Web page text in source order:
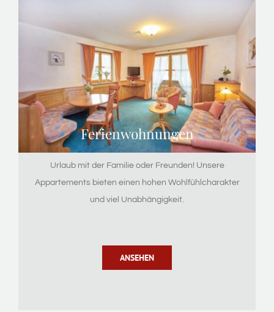
Ferienwohnungen
Urlaub mit der Familie oder Freunden! Unsere
Appartements bieten einen hohen Wohlfühlcharakter
und viel Unabhängigkeit.
ANSEHEN